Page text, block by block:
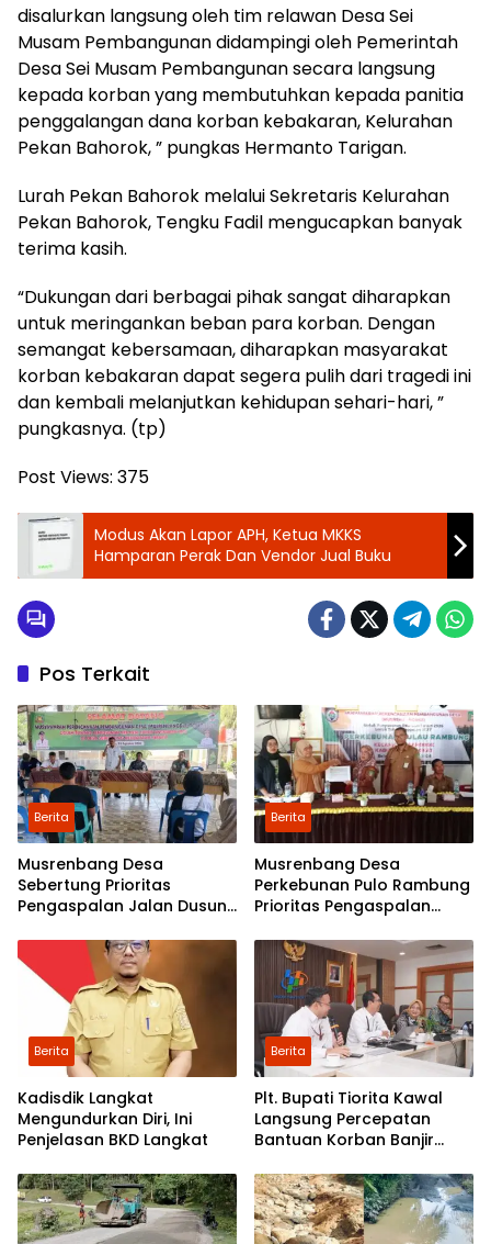
disalurkan langsung oleh tim relawan Desa Sei
Musam Pembangunan didampingi oleh Pemerintah
Desa Sei Musam Pembangunan secara langsung
kepada korban yang membutuhkan kepada panitia
penggalangan dana korban kebakaran, Kelurahan
Pekan Bahorok, ” pungkas Hermanto Tarigan.
Lurah Pekan Bahorok melalui Sekretaris Kelurahan
Pekan Bahorok, Tengku Fadil mengucapkan banyak
terima kasih.
“Dukungan dari berbagai pihak sangat diharapkan
untuk meringankan beban para korban. Dengan
semangat kebersamaan, diharapkan masyarakat
korban kebakaran dapat segera pulih dari tragedi ini
dan kembali melanjutkan kehidupan sehari-hari, ”
pungkasnya. (tp)
Post Views: 375
Modus Akan Lapor APH, Ketua MKKS
Hamparan Perak Dan Vendor Jual Buku
Pos Terkait
Berita
Musrenbang Desa
Sebertung Prioritas
Pengaspalan Jalan Dusun
Berita
Musrenbang Desa
Perkebunan Pulo Rambung
Prioritas Pengaspalan
Dusun Pondok Boyan
Berita
Kadisdik Langkat
Mengundurkan Diri, Ini
Penjelasan BKD Langkat
Berita
Plt. Bupati Tiorita Kawal
Langsung Percepatan
Bantuan Korban Banjir